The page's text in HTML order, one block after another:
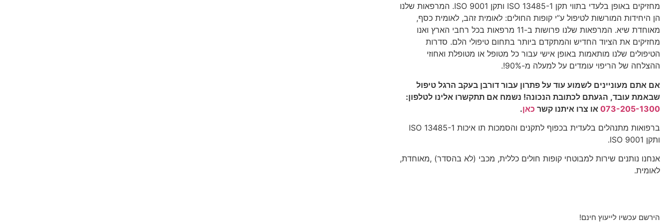
מחזיקים באופן בלעדי בתווי תקן ISO 13485-1 ותקן ISO 9001. המרפאות שלנו
הן היחידות המורשות לטיפול ע”י קופות החולים: לאומית זהב, לאומית כסף,
מאוחדת שיא. המרפאות שלנו פרושות ב-11 מרפאות בכל רחבי הארץ ואנו
מחזיקים את הציוד החדיש והמתקדם ביותר בתחום טיפולי הלם. סדרות
הטיפולים שלנו מותאמות באופן אישי עבור כל מטופל או מטופלת ואחוזי
ההצלחה של הריפוי עומדים על למעלה מ-90%!.
אם אתם מעוניינים לשמוע עוד על פתרון עבור דורבן בעקב הרגל טיפול
שבאמת עובד, הגעתם לכתובת הנכונה! נשמח אם תתקשרו אלינו לטלפון:
073-205-1300 או צרו איתנו קשר כאן.
ברפואות מתנהלים בלעדית בכפוף לתקנים והסמכות תו איכות ISO 13485-1
ותקן ISO 9001.
אנחנו נותנים שירות למבוטחי קופות חולים כללית, מכבי (לא בהסדר) ,מאוחדת,
לאומית.
הירשם עכשיו לייעוץ חינם!